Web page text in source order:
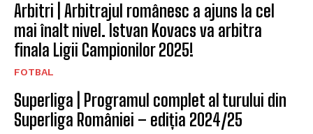
Arbitri | Arbitrajul românesc a ajuns la cel
mai înalt nivel. Istvan Kovacs va arbitra
finala Ligii Campionilor 2025!
FOTBAL
Superliga | Programul complet al turului din
Superliga României – ediția 2024/25